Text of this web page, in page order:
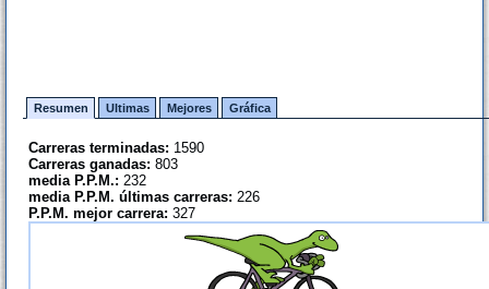
Resumen Ultimas Mejores Gráfica
Carreras terminadas: 1590
Carreras ganadas: 803
media P.P.M.: 232
media P.P.M. últimas carreras: 226
P.P.M. mejor carrera: 327